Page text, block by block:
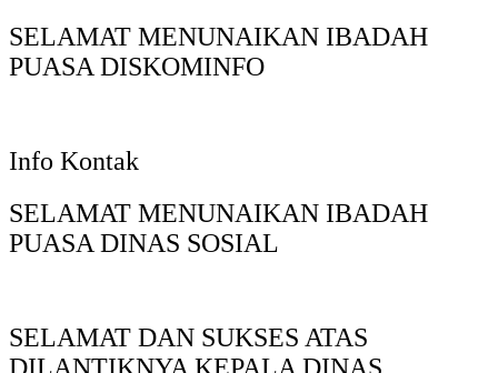
SELAMAT MENUNAIKAN IBADAH
PUASA DISKOMINFO
Info Kontak
SELAMAT MENUNAIKAN IBADAH
PUASA DINAS SOSIAL
SELAMAT DAN SUKSES ATAS
DILANTIKNYA KEPALA DINAS